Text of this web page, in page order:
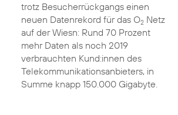
trotz Besucherrückgangs einen
neuen Datenrekord für das O2Netz
auf der Wiesn: Rund 70 Prozent
mehr Daten als noch 2019
verbrauchten Kund:innen des
Telekommunikationsanbieters, in
Summe knapp 150.000 Gigabyte.